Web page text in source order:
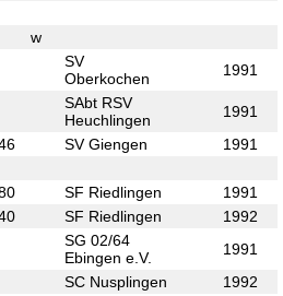
w
SV
Oberkochen
1991
SAbt RSV
Heuchlingen
1991
SV Giengen
1991
SF Riedlingen
1991
SF Riedlingen
1992
SG 02/64
Ebingen e.V.
1991
SC Nusplingen
1992